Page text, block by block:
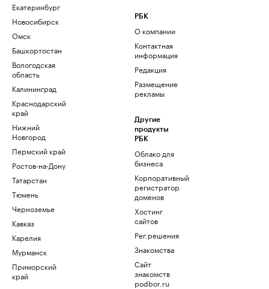
Екатеринбург
Новосибирск
Омск
Башкортостан
Вологодская
область
Калининград
Краснодарский
край
Нижний
Новгород
Пермский край
Ростов-на-Дону
Татарстан
Тюмень
Черноземье
Кавказ
Карелия
Мурманск
Приморский
край
РБК
О компании
Контактная
информация
Редакция
Размещение
рекламы
Другие
продукты
РБК
Облако для
бизнеса
Корпоративный
регистратор
доменов
Хостинг
сайтов
Рег.решения
Знакомства
Сайт
знакомств
podbor.ru